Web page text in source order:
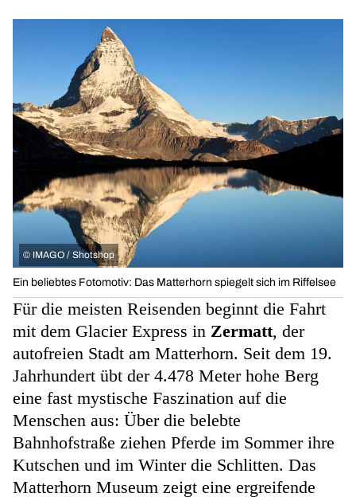
© IMAGO / Shotshop
Ein beliebtes Fotomotiv: Das Matterhorn spiegelt sich im Riffelsee
Für die meisten Reisenden beginnt die Fahrt
mit dem Glacier Express in Zermatt, der
autofreien Stadt am Matterhorn. Seit dem 19.
Jahrhundert übt der 4.478 Meter hohe Berg
eine fast mystische Faszination auf die
Menschen aus: Über die belebte
Bahnhofstraße ziehen Pferde im Sommer ihre
Kutschen und im Winter die Schlitten. Das
Matterhorn Museum zeigt eine ergreifende